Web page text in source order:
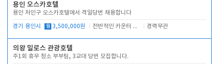
용인 오스카호텔
용인 처인구 오스카호텔에서 격일당번 채용합니다
경기 용인시 월 3,500,000원 전반적인 카운터 업무 경력무관
의왕 밀로스 관광호텔
주1회 휴무 청소 부부팀, 3교대 당번 모집합니다.